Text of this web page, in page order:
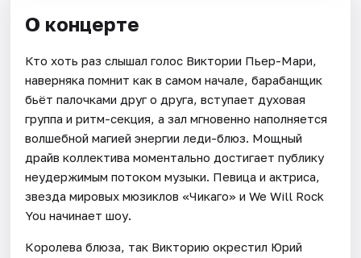
О концерте
Кто хоть раз слышал голос Виктории Пьер-Мари,
наверняка помнит как в самом начале, барабанщик
бьёт палочками друг о друга, вступает духовая
группа и ритм-секция, а зал мгновенно наполняется
волшебной магией энергии леди-блюз. Мощный
драйв коллектива моментально достигает публику
неудержимым потоком музыки. Певица и актриса,
звезда мировых мюзиклов «Чикаго» и We Will Rock
You начинает шоу.
Королева блюза, так Викторию окрестил Юрий